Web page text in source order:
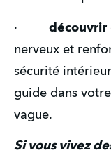
· découvrir
nerveux et
sécurité
guide dans
vague.
Si vous vivez